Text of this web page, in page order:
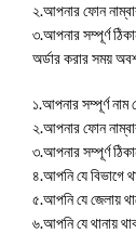
২.আপনার ফোন
৩.আপনার সম্পূর্ণ
অর্ডার করার সময়
১.আপনার সম্পূর্ণ নাম
২.আপনার ফোন
৩.আপনার সম্পূর্ণ
৪.আপনি যে বিভাগে
৫.আপনি যে জেলায়
৬.আপনি যে থানায়